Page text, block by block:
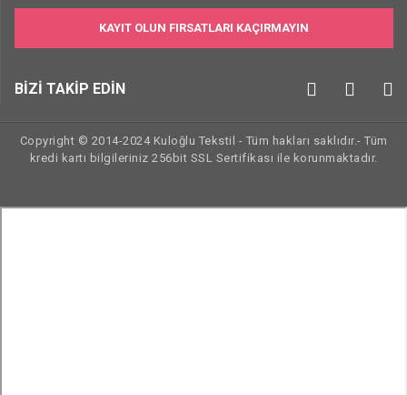
KAYIT OLUN FIRSATLARI KAÇIRMAYIN
BİZİ TAKİP EDİN
Copyright © 2014-2024 Kuloğlu Tekstil - Tüm hakları saklıdır.- Tüm
kredi kartı bilgileriniz 256bit SSL Sertifikası ile korunmaktadır.